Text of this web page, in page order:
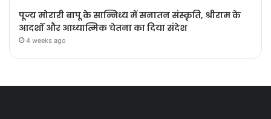
पूज्य मोरारी बापू के सान्निध्य में सनातन संस्कृति, श्रीराम के
आदर्शों और आध्यात्मिक चेतना का दिया संदेश
4 weeks ago